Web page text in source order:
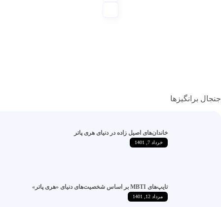
برانگیزها
خاندان‌های اصیل زاده‌ در دنیای هری پاتر
تایپ‌های MBTI بر اساس شخصیت‌های دنیای «هری پاتر»